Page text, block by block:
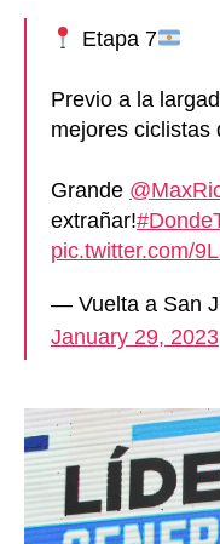
Etapa 7
Previo a la
mejores ciclistas
Grande
extrañar!
pic.twitter.com/
— Vuelta a San
January 29, 2023